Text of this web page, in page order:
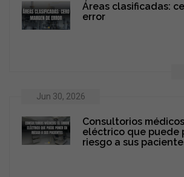
Áreas clasificadas:
error
Jun 30, 2026
Consultorios
eléctrico que puede
riesgo a sus